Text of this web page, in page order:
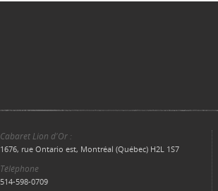
Cabaret Lion d'Or :
1676, rue Ontario est, Montréal (Québec) H2L 1S7
Téléphone
514-598-0709